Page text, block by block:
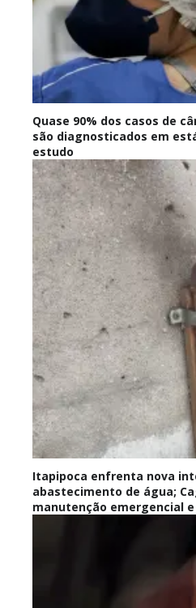
Quase 90% dos casos de
são diagnosticados em
estudo
Itapipoca enfrenta nova
abastecimento de água;
manutenção emergencial